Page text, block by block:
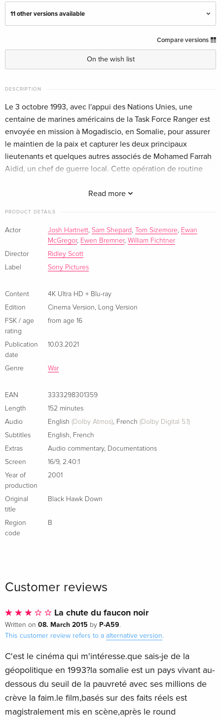
11 other versions available
EUR 42.99
Standard edition
EUR 31.99
4K Ultra HD + Blu-ray
English · US Version
EUR 43.99
Extended Edition, Cinema Version, Limited
Edition, Steelbook, 4K Ultra HD + Blu-ray
English · US Version
EUR 57.99
German
Standard edition
Blu-ray — (selected)
French
Cinema Version, Limited Edition, Long
French
Standard edition
4K Ultra HD + Blu-ray
Italian
Edition, 4K Ultra HD + Blu-ray
Italian
Compare versions
On the wish list
DESCRIPTION
Read more
Le 3 octobre 1993, avec l'appui des Nations Unies, une
centaine de marines américains de la Task Force Ranger est
envoyée en mission à Mogadiscio, en Somalie, pour assurer
le maintien de la paix et capturer les deux principaux
lieutenants et quelques autres associés de Mohamed Farrah
Aidid, un chef de guerre local. Cette opération de routine
pour cibles par les factions armées rebelles et la population,
PRODUCT DETAILS
Actor Josh Hartnett, Sam Shepard , Tom Sizemore, Ewan
McGregor, Ewen Bremner, William Fichtner
Director
Ridley Scott
Label
Sony Pictures
Content
4K Ultra HD + Blu-ray
Edition
Cinema Version, Long Version
FSK / age
rating
from age 16
Publication
date
10.03.2021
Genre War
EAN
3333298301359
Length
152 minutes
Audio
English (Dolby Atmos), French (Dolby Digital 5.1)
Subtitles
English, French
Extras
Audio commentary, Documentations
Screen
16/9, 2.40:1
Year of
production
2001
Original
title
Black Hawk Down
Region
code
B
Customer reviews
La chute du faucon noir
Written on 08. March 2015 by P-A59.
This customer review refers to a alternative version.
C'est le cinéma qui m'intéresse.que sais-je de la
géopolitique en 1993?la somalie est un pays vivant au-
dessous du seuil de la pauvreté avec ses millions de
crève la faim.le film,basés sur des faits réels est
magistralement mis en scène,après le round